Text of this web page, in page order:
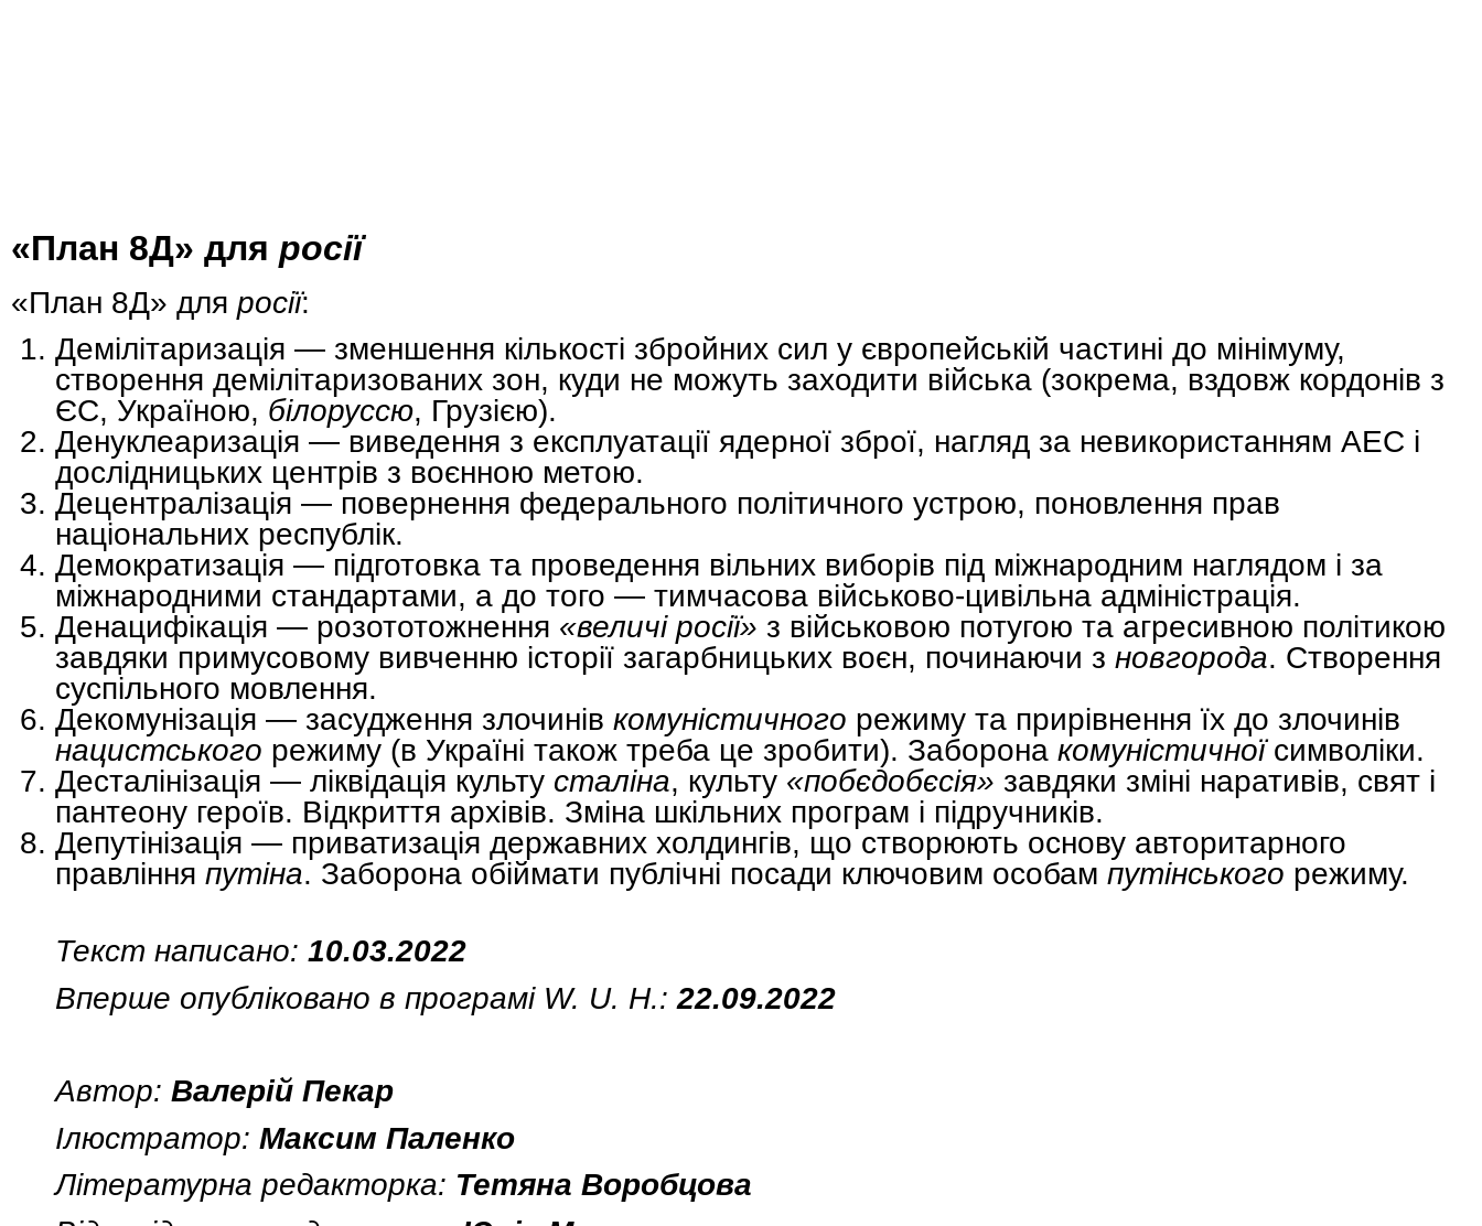
«План 8Д» для росії
«План 8Д» для росії:
Демілітаризація — зменшення кількості збройних сил у європейській частині до мінімуму,
створення демілітаризованих зон, куди не можуть заходити війська (зокрема, вздовж кордонів з
ЄС, Україною, білоруссю, Грузією).
Денуклеаризація — виведення з експлуатації ядерної зброї, нагляд за невикористанням АЕС і
дослідницьких центрів з воєнною метою.
Децентралізація — повернення федерального політичного устрою, поновлення прав
національних республік.
Демократизація — підготовка та проведення вільних виборів під міжнародним наглядом і за
міжнародними стандартами, а до того — тимчасова військово-цивільна адміністрація.
Денацифікація — розототожнення «величі росії» з військовою потугою та агресивною політикою
завдяки примусовому вивченню історії загарбницьких воєн, починаючи з новгорода. Створення
суспільного мовлення.
Декомунізація — засудження злочинів комуністичного режиму та прирівнення їх до злочинів
нацистського режиму (в Україні також треба це зробити). Заборона комуністичноїсимволіки.
Десталінізація — ліквідація культу сталіна, культу «побєдобєсія» завдяки зміні наративів, свят і
пантеону героїв. Відкриття архівів. Зміна шкільних програм і підручників.
Депутінізація — приватизація державних холдингів, що створюють основу авторитарного
правління путіна. Заборона обіймати публічні посади ключовим особам путінського режиму.
Текст написано: 10.03.2022
Вперше опубліковано в програмі W. U. H.:22.09.2022
Автор: Валерій Пекар
Ілюстратор: Максим Паленко
Літературна редакторка: Тетяна Воробцова